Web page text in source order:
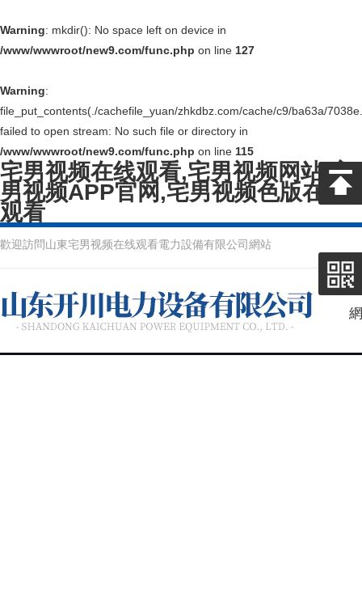
Warning: mkdir(): No space left on device in
/www/wwwroot/new9.com/func.php on line 127
Warning:
file_put_contents(./cachefile_yuan/zhkdbz.com/cache/c9/ba63a/
failed to open stream: No such file or directory in
/www/wwwroot/new9.com/func.php on line 115
宅男视频在线观看,宅男视频网站,宅
男视频APP官网,宅男视频色版在线
观看
歡迎訪問山東宅男视频在线观看電力設備有限公司網站